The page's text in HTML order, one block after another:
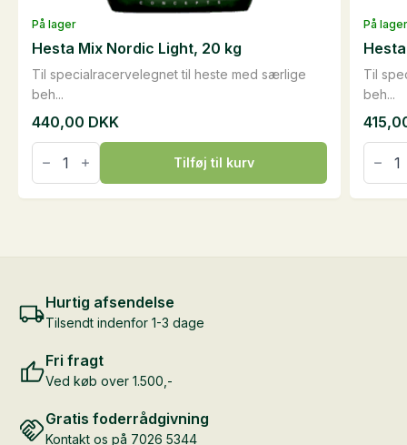
På lager
Til specialracervelegnet til heste med særlige
beh...
Hesta Mix Nordic Light, 20 kg
440,00 DKK
Hesta
Mix
Nordic
Tilføj til kurv
På lager
Til
beh...
Hesta
Mix
Hurtig afsendelse
Tilsendt indenfor 1-3 dage
Fri fragt
Ved køb over 1.500,-
Gratis foderrådgivning
Kontakt os på 7026 5344